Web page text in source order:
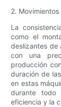
2.
La
como el
deslizantes de
con una
producción
duración de
en estas
durante todo
eficiencia y la